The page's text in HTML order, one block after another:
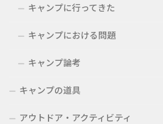
キャンプに行ってきた
キャンプにおける問題
キャンプ論考
キャンプの道具
アウトドア・アクティビティ